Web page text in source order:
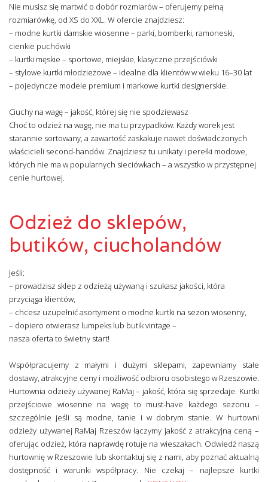
Nie musisz się martwić o dobór rozmiarów – oferujemy pełną
rozmiarówkę, od XS do XXL. W ofercie znajdziesz:
– modne kurtki damskie wiosenne – parki, bomberki, ramoneski,
cienkie puchówki
– kurtki męskie – sportowe, miejskie, klasyczne przejściówki
– stylowe kurtki młodzieżowe – idealne dla klientów w wieku 16–30 lat
– pojedyncze modele premium i markowe kurtki designerskie.
Ciuchy na wagę – jakość, której się nie spodziewasz
Choć to odzież na wagę, nie ma tu przypadków. Każdy worek jest
starannie sortowany, a zawartość zaskakuje nawet doświadczonych
właścicieli second-handów. Znajdziesz tu unikaty i perełki modowe,
których nie ma w popularnych sieciówkach – a wszystko w przystępnej
cenie hurtowej.
Odzież do sklepów,
butików, ciucholandów
Jeśli:
– prowadzisz sklep z odzieżą używaną i szukasz jakości, która
przyciąga klientów,
– chcesz uzupełnić asortyment o modne kurtki na sezon wiosenny,
– dopiero otwierasz lumpeks lub butik vintage –
nasza oferta to świetny start!
Współpracujemy z małymi i dużymi sklepami, zapewniamy stałe
dostawy, atrakcyjne ceny i możliwość odbioru osobistego w Rzeszowie.
Hurtownia odzieży używanej RaMaj – jakość, która się sprzedaje. Kurtki
przejściowe wiosenne na wagę to must-have każdego sezonu –
szczególnie jeśli są modne, tanie i w dobrym stanie. W hurtowni
odzieży używanej RaMaj Rzeszów łączymy jakość z atrakcyjną ceną –
oferując odzież, która naprawdę rotuje na wieszakach. Odwiedź naszą
hurtownię w Rzeszowie lub skontaktuj się z nami, aby poznać aktualną
dostępność i warunki współpracy. Nie czekaj – najlepsze kurtki